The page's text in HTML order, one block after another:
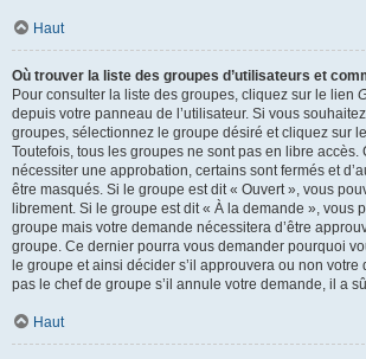
Haut
Où trouver la liste des groupes d’utilisateurs et
Pour consulter la liste des groupes, cliquez sur le lien
depuis votre panneau de l’utilisateur. Si vous
groupes, sélectionnez le groupe désiré et cliquez sur
Toutefois, tous les groupes ne sont pas en libre accès.
nécessiter une approbation, certains sont fermés et
être masqués. Si le groupe est dit « Ouvert », vous
librement. Si le groupe est dit « À la demande », vous
groupe mais votre demande nécessitera d’être
groupe. Ce dernier pourra vous demander pourquoi
le groupe et ainsi décider s’il approuvera ou non votre
pas le chef de groupe s’il annule votre demande, il a
Haut